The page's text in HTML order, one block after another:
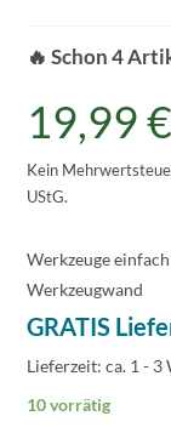
🔥 Schon 4
19,99€
Kein
UStG.
Werkzeuge
Werkzeugwand
GRATIS
Lieferzeit:ca. 1 - 3
10 vorrätig